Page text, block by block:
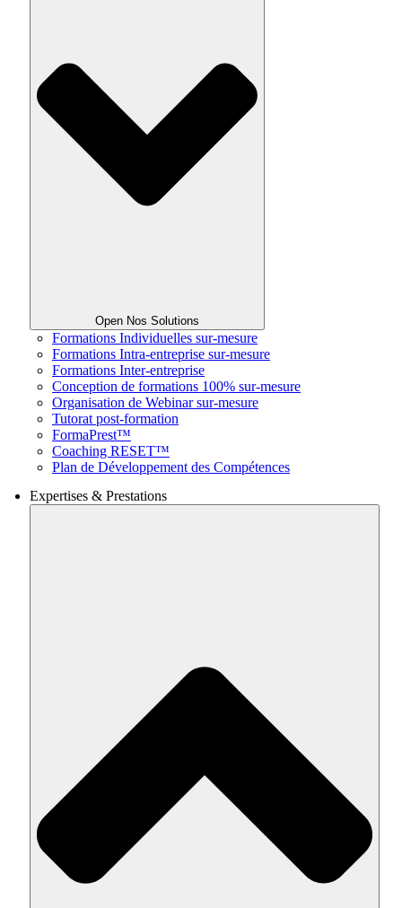
Open Nos Solutions
Formations Individuelles sur-mesure
Formations Intra-entreprise sur-mesure
Formations Inter-entreprise
Conception de formations 100% sur-mesure
Organisation de Webinar sur-mesure
Tutorat post-formation
FormaPrest™
Coaching RESET™
Plan de Développement des Compétences
Expertises & Prestations